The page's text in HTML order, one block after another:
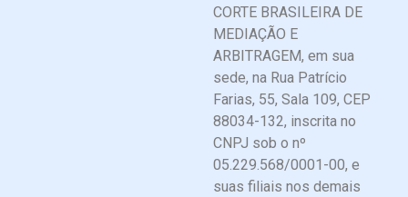
CORTE BRASILEIRA DE
MEDIAÇÃO E
ARBITRAGEM, em sua
sede, na Rua Patrício
Farias, 55, Sala 109, CEP
88034-132, inscrita no
CNPJ sob o nº
05.229.568/0001-00, e
suas filiais nos demais